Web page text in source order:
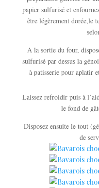
papier sulfurisé et
être légèrement dorée,le
A la sortie du four,
sulfurisé par dessus la
à patisserie pour aplatir
Laissez refroidir puis à
le fond de
Disposez ensuite le tout
de